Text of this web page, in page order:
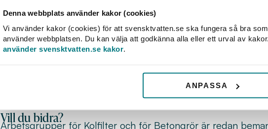
Denna webbplats använder kakor (cookies)
Vi använder kakor (cookies) för att svensktvatten.se ska fungera så bra
använder webbplatsen. Du kan välja att godkänna alla eller ett urval av
använder svensktvatten.se kakor.
ANPASSA
Nu startar projekt Hållbar upphandling för VA-
bygger vidare på Vägledning för hållbara VA-
Projektet Hållbar upphandling för VA-organisationer 2.0
Vägledning för hållbara VA-upphandlingar
och syftar till
Vill du bidra?
Arbetsgrupper för Kolfilter och för Betongrör är redan